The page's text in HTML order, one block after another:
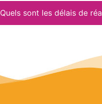
Quels sont les délais de